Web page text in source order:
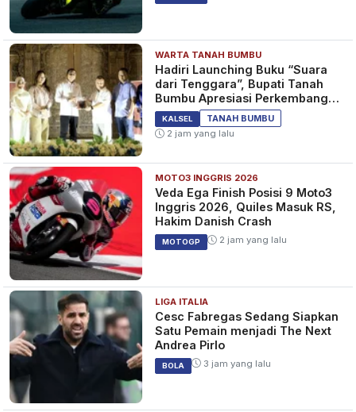
WARTA TANAH BUMBU
Hadiri Launching Buku “Suara
dari Tenggara”, Bupati Tanah
Bumbu Apresiasi Perkembangan
Literasi di Bumi Bersujud
KALSEL
TANAH BUMBU
2 jam yang lalu
MOTO3 INGGRIS 2026
Veda Ega Finish Posisi 9 Moto3
Inggris 2026, Quiles Masuk RS,
Hakim Danish Crash
MOTOGP 2 jam yang lalu
LIGA ITALIA
Cesc Fabregas Sedang Siapkan
Satu Pemain menjadi The Next
Andrea Pirlo
BOLA 3 jam yang lalu